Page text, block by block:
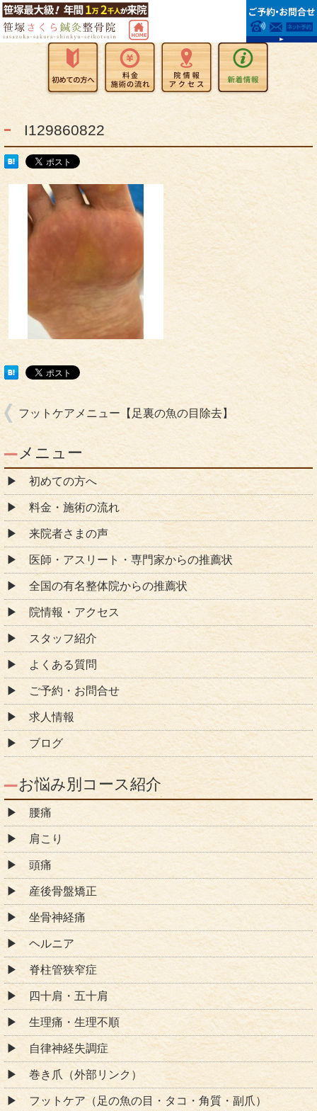
I129860822
フットケアメニュー【足裏の魚の目除去】
メニュー
初めての方へ
料金・施術の流れ
来院者さまの声
医師・アスリート・専門家からの推薦状
全国の有名整体院からの推薦状
院情報・アクセス
スタッフ紹介
よくある質問
ご予約・お問合せ
求人情報
ブログ
お悩み別コース紹介
腰痛
肩こり
頭痛
産後骨盤矯正
坐骨神経痛
ヘルニア
脊柱管狭窄症
四十肩・五十肩
生理痛・生理不順
自律神経失調症
巻き爪（外部リンク）
フットケア（足の魚の目・タコ・角質・副爪）